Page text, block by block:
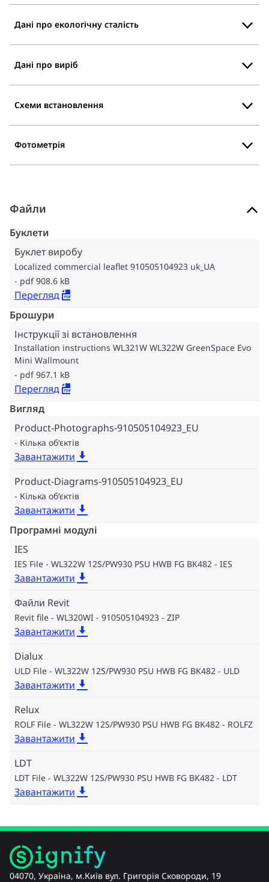
Дані про екологічну сталість
Дані про виріб
Схеми встановлення
Фотометрія
Файли
Буклети
Буклет виробу
Localized commercial leaflet 910505104923 uk_UA
pdf 908.6 kB
Перегляд
Брошури
Інструкції зі встановлення
Installation instructions WL321W WL322W GreenSpace Evo
Mini Wallmount
pdf 967.1 kB
Перегляд
Вигляд
Product-Photographs-910505104923_EU
Кілька об‘єктів
Завантажити
Product-Diagrams-910505104923_EU
Кілька об‘єктів
Завантажити
Програмні модулі
IES
IES File - WL322W 12S/PW930 PSU HWB FG BK482 IES
Завантажити
Файли Revit
Revit file - WL320WI - 910505104923 ZIP
Завантажити
Dialux
ULD File - WL322W 12S/PW930 PSU HWB FG BK482 ULD
Завантажити
Relux
ROLF File - WL322W 12S/PW930 PSU HWB FG BK482 ROLFZ
Завантажити
LDT
LDT File - WL322W 12S/PW930 PSU HWB FG BK482 LDT
Завантажити
04070, Україна, м.Київ вул. Григорія Сковороди, 19